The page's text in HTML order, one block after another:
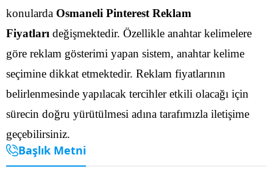
konularda Osmaneli Pinterest Reklam
Fiyatları değişmektedir. Özellikle anahtar kelimelere
göre reklam gösterimi yapan sistem, anahtar kelime
seçimine dikkat etmektedir. Reklam fiyatlarının
belirlenmesinde yapılacak tercihler etkili olacağı için
sürecin doğru yürütülmesi adına tarafımızla iletişime
geçebilirsiniz.
Başlık Metni